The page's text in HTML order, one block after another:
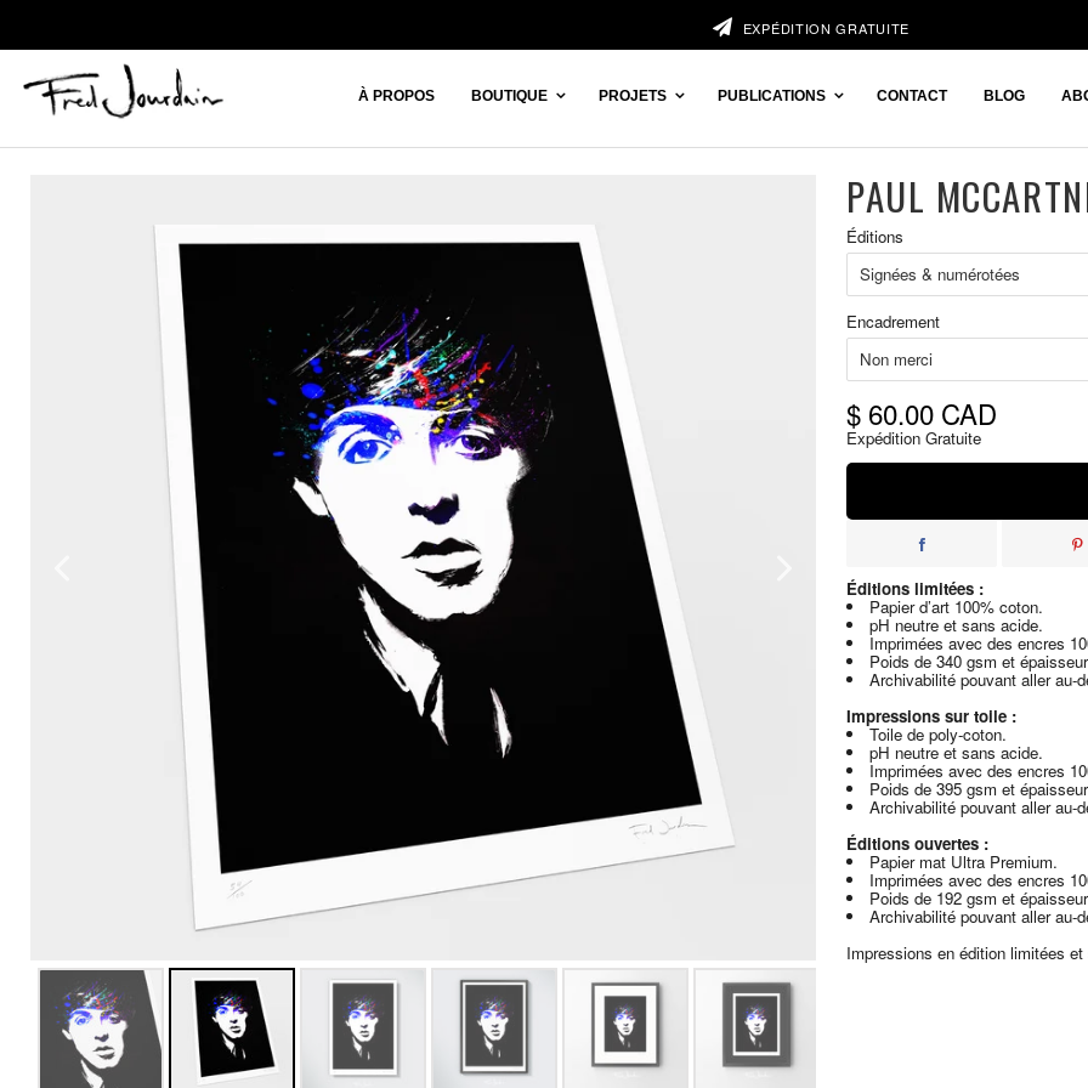
EXPÉDITION GRATUITE
À PROPOS BOUTIQUE PROJETS PUBLICATIONS CONTACT BLOG
PAUL
Prix
réduit
Éditions
Encadrement
$ 60.00 CAD
Expédition Gratuite
Éditions limitées :
Papier d’art 100% coton.
pH neutre et sans acide.
Imprimées avec des encres
Poids de 340 gsm et
Archivabilité pouvant aller au-
Impressions sur toile :
Toile de poly-coton.
pH neutre et sans acide.
Imprimées avec des encres
Poids de 395 gsm et
Archivabilité pouvant aller au-
Éditions ouvertes :
Papier mat Ultra Premium.
Imprimées avec des encres
Poids de 192 gsm et
Archivabilité pouvant aller au-
Impressions en édition limitées